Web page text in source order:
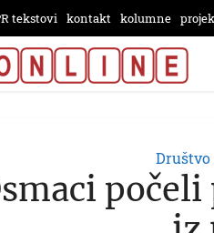
tekstovi kontakt kolumne
Društvo